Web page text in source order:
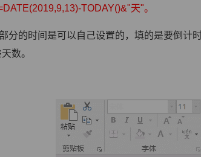
TODAY()&"天"。
分的时间是可以自己设置的，填的是要倒计
数。